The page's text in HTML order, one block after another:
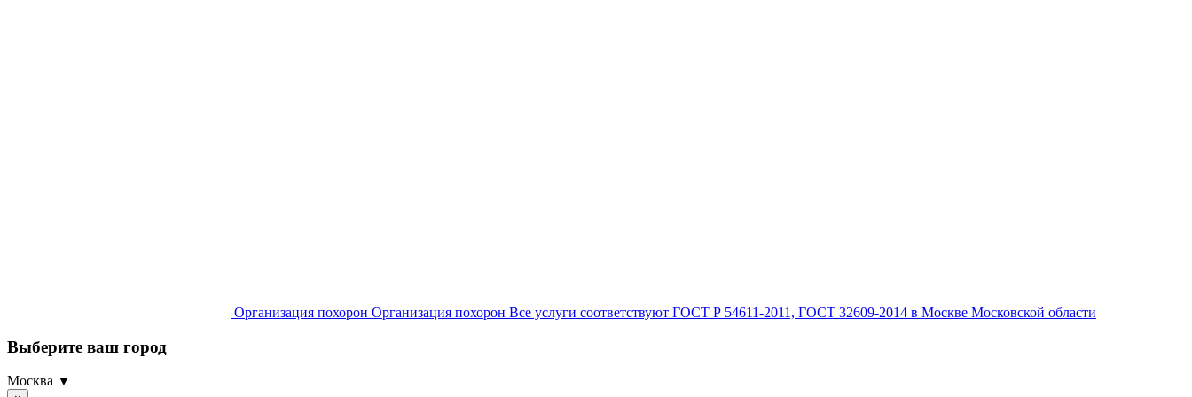
Организация похорон Организация похорон Все услуги соответствуют ГОСТ Р 54611-2011, ГОСТ 32609-2014 в Москве Московской области
Выберите ваш город
Москва ▼